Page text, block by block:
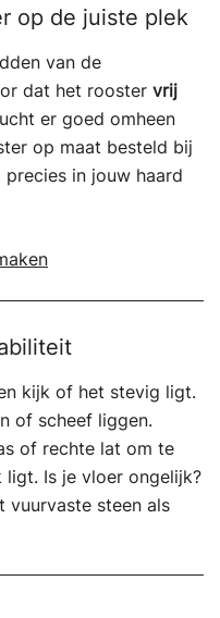
op de juiste plek
van de
dat het rooster vrij
er goed omheen
op maat besteld bij
precies in jouw haard
kijk of het stevig ligt.
of scheef liggen.
of rechte lat om te
Is je vloer ongelijk?
vuurvaste steen als